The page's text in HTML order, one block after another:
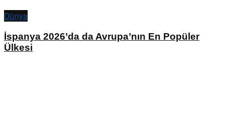
Dünya
İspanya 2026’da da Avrupa’nın En Popüler
Ülkesi